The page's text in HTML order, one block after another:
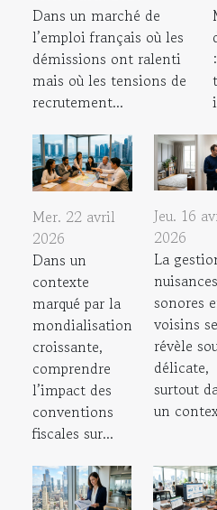
Dans un marché de
l’emploi français où les
démissions ont ralenti
mais où les tensions de
recrutement...
Mer. 22 avril
2026
Dans un
contexte
marqué par la
mondialisation
croissante,
comprendre
l’impact des
conventions
fiscales sur...
Jeu. 16
2026
La
nuisances
sonores
voisins se
révèle
délicate,
surtout
un